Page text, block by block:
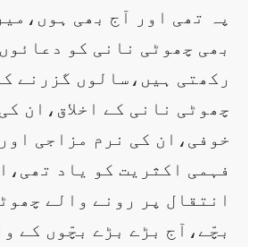
پہ تھی اور آج بھی
بھی چھوٹی نانی کو
رکھتی ہیں،سالوں گزرنے
چھوٹی نانی کے اخلاق،ان
خوفی،ان کی نرم مزاجی
فہمی اکثریت کو یاد
انتقال پر رونے والے
بچّے،آج بڑے بڑے بچّوں کے